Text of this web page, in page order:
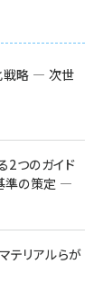
戦略 ― 次世
2つのガイド
準の策定 ―
テリアルらが